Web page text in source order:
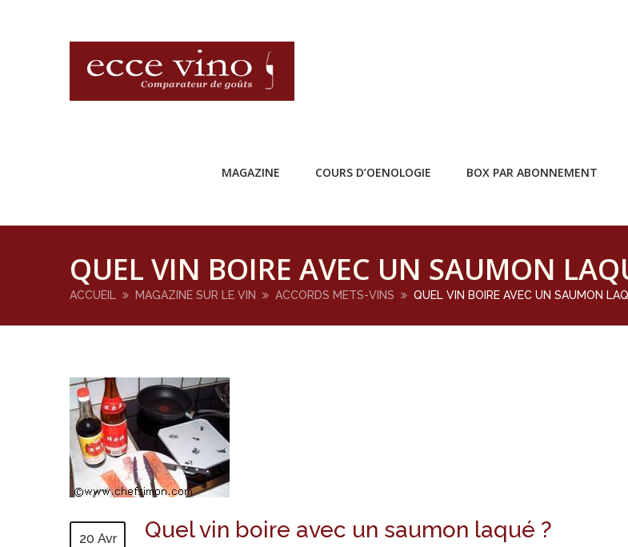
MAGAZINE COURS D’OENOLOGIE BOX PAR ABONNEMENT
QUEL VIN BOIRE AVEC UN SAUMON
ACCUEIL MAGAZINE SUR LE VIN ACCORDS METS-VINS QUEL VIN BOIRE AVEC UN SAUMON
20 Avr Quel vin boire avec un saumon laqué ?